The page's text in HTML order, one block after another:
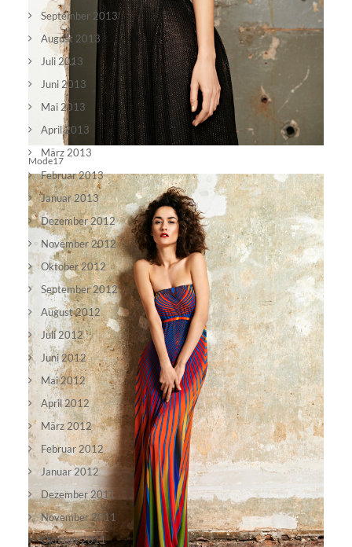
Mode17
September 2013
August 2013
Juli 2013
Juni 2013
Mai 2013
April 2013
März 2013
Februar 2013
Januar 2013
Dezember 2012
November 2012
Oktober 2012
September 2012
August 2012
Juli 2012
Juni 2012
Mai 2012
April 2012
März 2012
Februar 2012
Januar 2012
Dezember 2011
November 2011
Oktober 2011